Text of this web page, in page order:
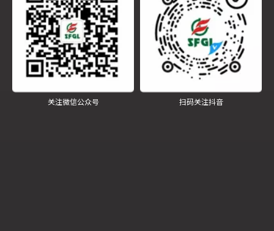
关注微信公众号 扫码关注抖音